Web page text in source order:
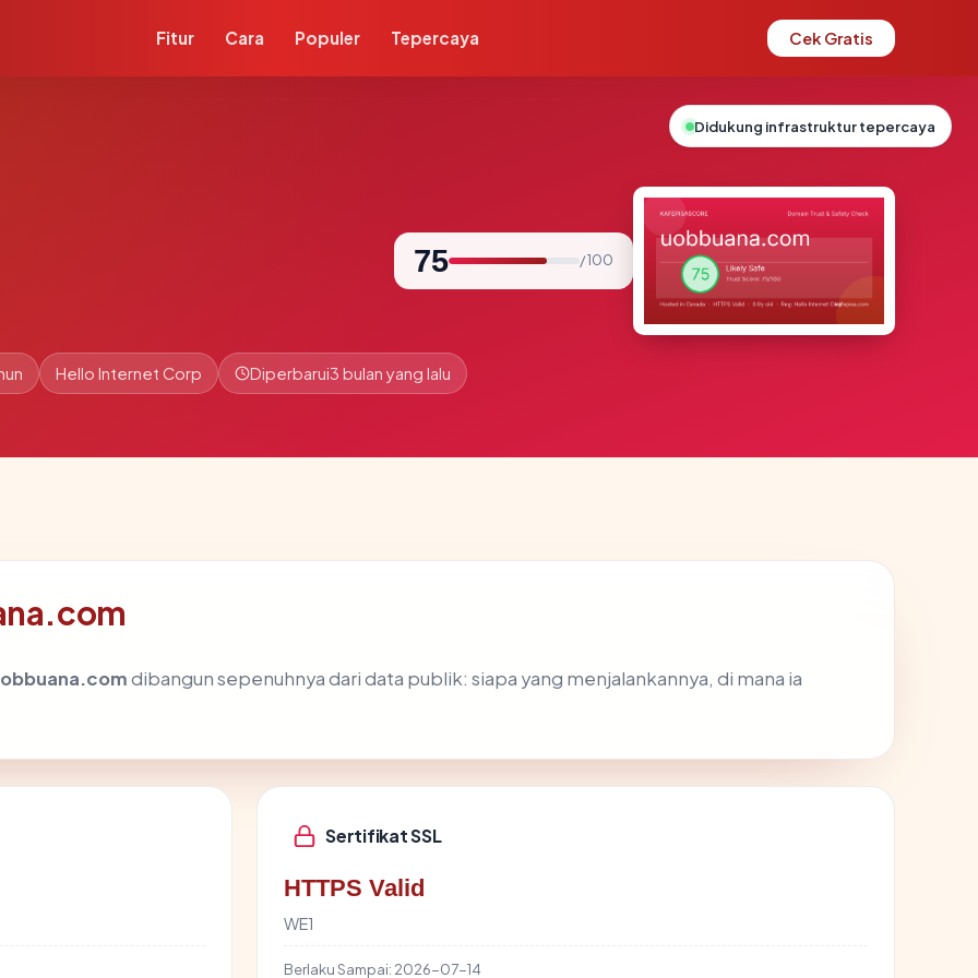
Fitur Cara Populer Tepercaya Cek Gratis
75 / 100
Hello Internet Corp Diperbarui3 bulan yang lalu
dibangun sepenuhnya dari data publik: siapa yang menjalankannya, di mana ia
Sertifikat SSL
HTTPS Valid
WE1
Berlaku Sampai: 2026-07-14
Didukung infrastruktur tepercaya